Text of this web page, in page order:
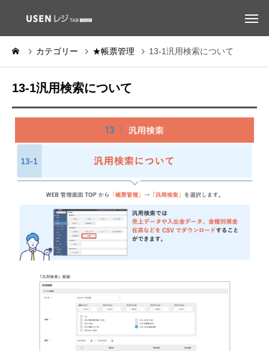
カテゴリー ★帳票管理 13-1汎用検索について
13-1汎用検索について